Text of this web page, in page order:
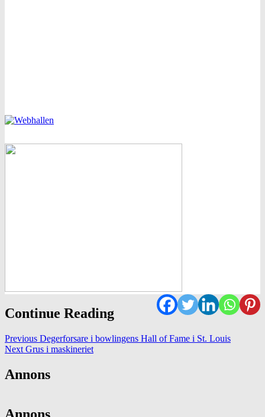
Continue Reading
Previous Degerforsare i bowlingens Hall of Fame i St. Louis
Next Grus i maskineriet
Annons